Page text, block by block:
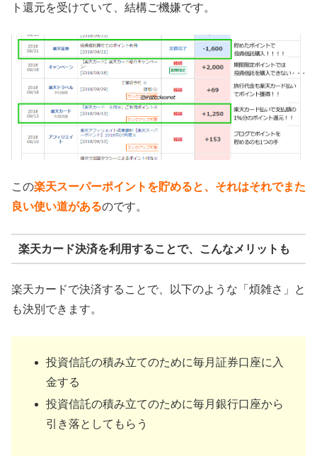
ト還元を受けていて、結構ご機嫌です。
この楽天スーパーポイントを貯めると、それはそれでまた
良い使い道があるのです。
楽天カード決済を利用することで、こんなメリットも
楽天カードで決済することで、以下のような「煩雑さ」と
も決別できます。
投資信託の積み立てのために毎月証券口座に入
金する
投資信託の積み立てのために毎月銀行口座から
引き落としてもらう